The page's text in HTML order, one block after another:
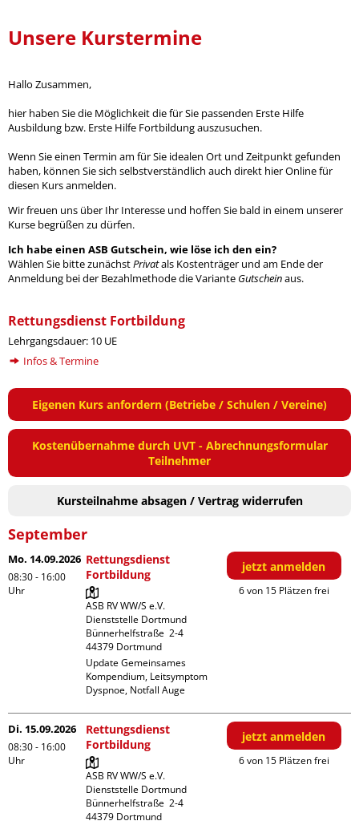
Unsere Kurstermine
Hallo Zusammen,
hier haben Sie die Möglichkeit die für Sie passenden Erste Hilfe
Ausbildung bzw. Erste Hilfe Fortbildung auszusuchen.
Wenn Sie einen Termin am für Sie idealen Ort und Zeitpunkt gefunden
haben, können Sie sich selbstverständlich auch direkt hier Online für
diesen Kurs anmelden.
Wir freuen uns über Ihr Interesse und hoffen Sie bald in einem unserer
Kurse begrüßen zu dürfen.
Ich habe einen ASB Gutschein, wie löse ich den ein?
Wählen Sie bitte zunächstPrivatals Kostenträger und am Ende der
Anmeldung bei der Bezahlmethode die Variante Gutscheinaus.
Rettungsdienst Fortbildung
Lehrgangsdauer: 10 UE
Infos & Termine
Eigenen Kurs anfordern (Betriebe / Schulen / Vereine)
Kostenübernahme durch UVT - Abrechnungsformular
Teilnehmer
Kursteilnahme absagen / Vertrag widerrufen
September
Mo. 14.09.2026
08:30 - 16:00
Uhr
Rettungsdienst
Fortbildung
ASB RV WW/S e.V.
Dienststelle Dortmund
Bünnerhelfstraße  2-4
Update Gemeinsames
Kompendium, Leitsymptom
Dyspnoe, Notfall Auge
jetzt anmelden
6 von 15 Plätzen frei
Di. 15.09.2026
08:30 - 16:00
Uhr
Rettungsdienst
Fortbildung
ASB RV WW/S e.V.
Dienststelle Dortmund
Bünnerhelfstraße  2-4
jetzt anmelden
6 von 15 Plätzen frei